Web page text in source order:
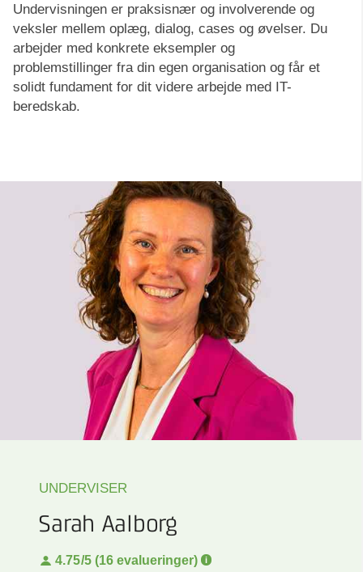
Undervisningen er praksisnær og involverende og
veksler mellem oplæg, dialog, cases og øvelser. Du
arbejder med konkrete eksempler og
problemstillinger fra din egen organisation og får et
solidt fundament for dit videre arbejde med IT-
beredskab.
UNDERVISER
Sarah Aalborg
4.75/5 (16 evalueringer)